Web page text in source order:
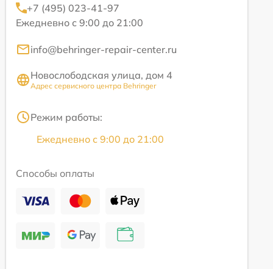
+7 (495) 023-41-97
Ежедневно с 9:00 до 21:00
info@behringer-repair-center.ru
Новослободская улица, дом 4
Адрес сервисного центра Behringer
Режим работы:
Ежедневно с 9:00 до 21:00
Способы оплаты